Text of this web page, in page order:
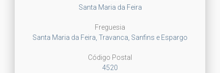
Santa Maria da Feira
Freguesia
Santa Maria da Feira, Travanca, Sanfins e Espargo
Código Postal
4520